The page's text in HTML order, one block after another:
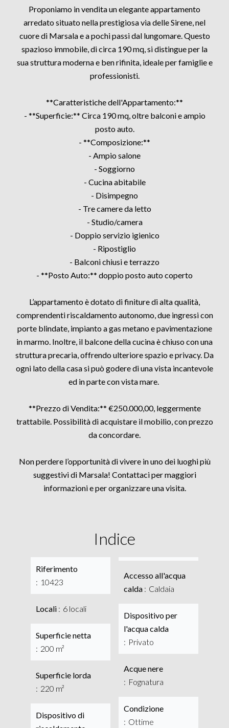
Proponiamo in vendita un elegante appartamento
arredato situato nella prestigiosa via delle Sirene, nel
cuore di Marsala e a pochi passi dal lungomare. Questo
spazioso immobile, di circa 190 mq, si distingue per la
sua struttura moderna e ben rifinita, ideale per famiglie e
professionisti.
**Caratteristiche dell'Appartamento:**
- **Superficie:** Circa 190 mq, oltre balconi e ampio
posto auto.
- **Composizione:**
- Ampio salone
- Soggiorno
- Cucina abitabile
- Disimpegno
- Tre camere da letto
- Studio/camera
- Doppio servizio igienico
- Ripostiglio
- Balconi chiusi e terrazzo
- **Posto Auto:** doppio posto auto coperto
L’appartamento è dotato di finiture di alta qualità,
comprendenti riscaldamento autonomo, due ingressi con
porte blindate, impianto a gas metano e pavimentazione
in marmo. Inoltre, il balcone della cucina è chiuso con una
struttura precaria, offrendo ulteriore spazio e privacy. Da
ogni lato della casa si può godere di una vista incantevole
ed in parte con vista mare.
**Prezzo di Vendita:** €250.000,00, leggermente
trattabile. Possibilità di acquistare il mobilio, con prezzo
da concordare.
Non perdere l’opportunità di vivere in uno dei luoghi più
suggestivi di Marsala! Contattaci per maggiori
informazioni e per organizzare una visita.
Indice
Riferimento
10423
Locali 6 locali
Superficie netta
200 m²
Superficie lorda
220 m²
Dispositivo di
Accesso all'acqua
calda
Caldaia
Dispositivo per
l'acqua calda
Privato
Acque nere
Fognatura
Condizione
Ottime